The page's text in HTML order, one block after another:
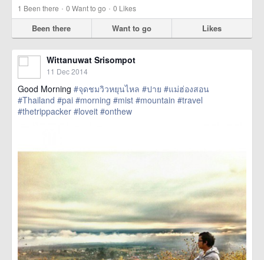
1 Been there · 0 Want to go · 0 Likes
Been there Want to go Likes
Wittanuwat Srisompot
11 Dec 2014
Good Morning #จุดชมวิวหยุนไหล #ปาย #แม่ฮ่องสอน
#Thailand #pai #morning #mist #mountain #travel
#thetrippacker #loveit #onthew